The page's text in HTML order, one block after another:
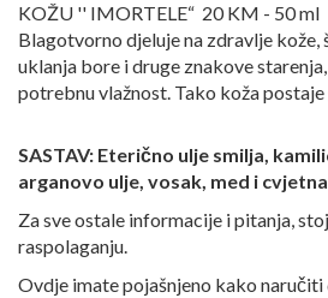
KOŽU '' IMORTELE“ 20 KM - 50 ml
Blagotvorno djeluje na zdravlje
uklanja bore i druge znakove
potrebnu vlažnost. Tako koža
SASTAV: Eterično ulje smilja,
arganovo ulje, vosak, med i
Za sve ostale informacije i pitanja,
raspolaganju.
Ovdje imate pojašnjeno kako naručiti